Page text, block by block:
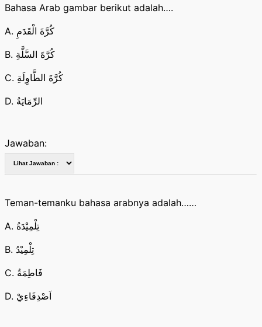
Bahasa Arab gambar berikut adalah….
A. كُرَّةَ الْقَدَمِ
B. كُرَّةَ السَّلَّةِ
C. كُرَّةَ الطَّاوِلَةِ
D. الرِّمَايَةُ
Jawaban:
Teman-temanku bahasa arabnya adalah……
A. تِلْمِيْدَةُ
B. تِلْمِيْدُ
C. فَاطِمَةُ
D. اَصْدِقَاءِيْ